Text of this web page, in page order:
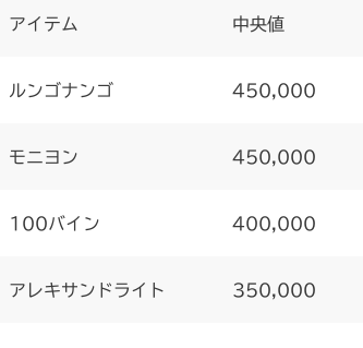
アイテム 中央値
ルンゴナンゴ 450,000
モニヨン 450,000
100バイン 400,000
アレキサンドライト 350,000